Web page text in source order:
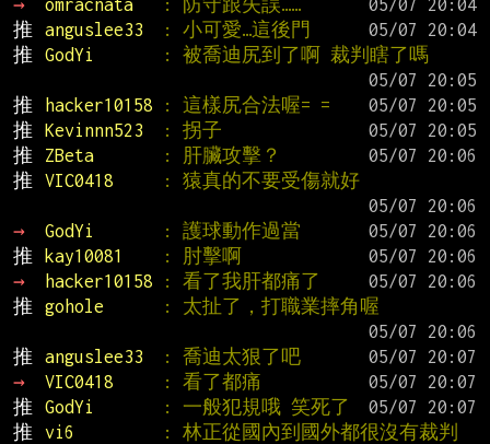
→
omracnata : 防守跟失誤……
推
anguslee33 : 小可愛…這後門
推
GodYi
: 被喬迪尻到了啊 裁判瞎了嗎
推
hacker10158 : 這樣尻合法喔= =
推
Kevinnn523 : 拐子
推
ZBeta : 肝臟攻擊？
推
VIC0418
: 猿真的不要受傷就好
→
GodYi : 護球動作過當
推
kay10081 : 肘擊啊
→
hacker10158 : 看了我肝都痛了
推
gohole
: 太扯了，打職業摔角喔
推
anguslee33 : 喬迪太狠了吧
→
VIC0418 : 看了都痛
推
GodYi : 一般犯規哦 笑死了
推
vi6
: 林正從國內到國外都很沒有裁判